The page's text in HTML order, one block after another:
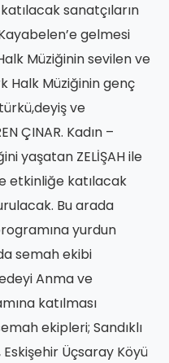
sanatçıların
gelmesi
Müziğinin sevilen ve
Halk Müziğinin genç
ve
ÇINAR. Kadın –
yaşatan ZELİŞAH ile
etkinliğe katılacak
Bu arada
yurdun
semah ekibi
Anma ve
katılması
ekipleri; Sandıklı
Üçsaray Köyü